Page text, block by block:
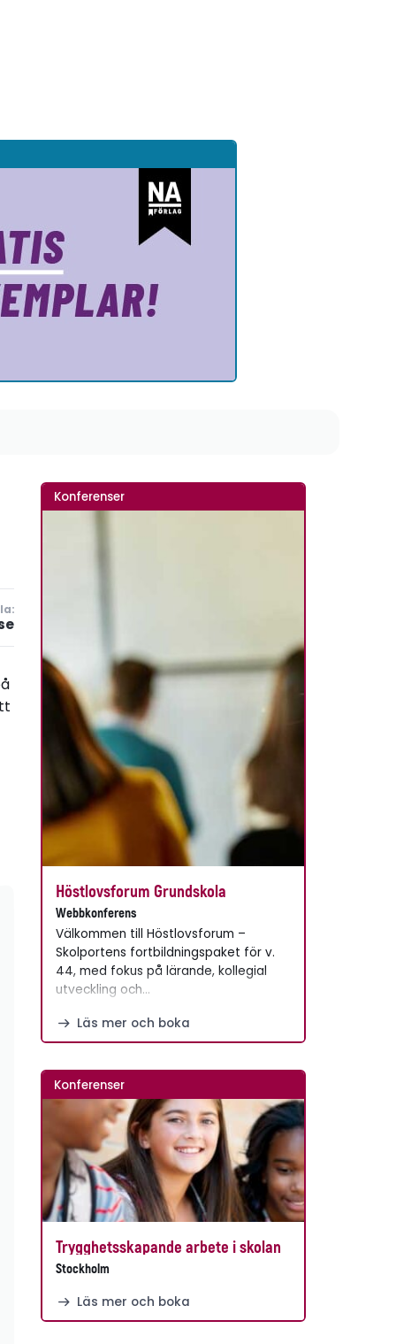
Konferenser
Höstlovsforum Grundskola
Webbkonferens
Välkommen till Höstlovsforum –
Skolportens fortbildningspaket för v.
44, med fokus på lärande, kollegial
utveckling och…
Läs mer och boka
Konferenser
Trygghetsskapande arbete i skolan
Stockholm
Läs mer och boka